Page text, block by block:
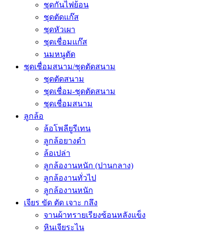
ชุดกันไฟย้อน
ชุดตัดแก๊ส
ชุดหัวเผา
ชุดเชื่อมแก๊ส
นมหนูตัด
ชุดเชื่อมสนาม/ชุดตัดสนาม
ชุดตัดสนาม
ชุดเชื่อม-ชุดตัดสนาม
ชุดเชื่อมสนาม
ลูกล้อ
ล้อโพลียูรีเทน
ลูกล้อยางดำ
ล้อเปล่า
ลูกล้องานหนัก (ปานกลาง)
ลูกล้องานทั่วไป
ลูกล้องานหนัก
เจียร ขัด ตัด เจาะ กลึง
จานผ้าทรายเรียงซ้อนหลังแข็ง
หินเจียระไน